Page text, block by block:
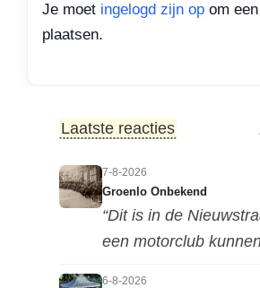
Je moet ingelogd zijn op om
plaatsen.
Laatste reacties
7-8-2026
Groenlo Onbekend
“Dit is in de
een motorclub
6-8-2026